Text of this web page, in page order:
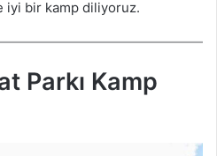
iyi bir kamp diliyoruz.
Parkı Kamp